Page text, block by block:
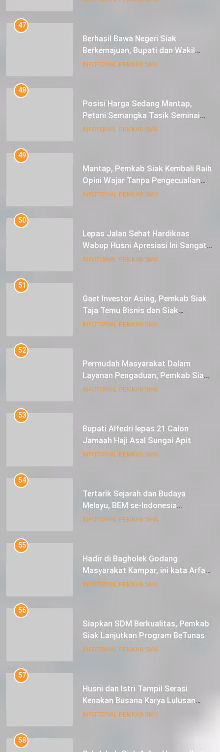
47
Berhasil Bawa Negeri Siak
Berkemajuan, Bupati dan Wakil
Bupati Siak Terima Gelar Adat
48
Posisi Harga Sedang Mantap,
Petani Semangka Tasik Seminai
49
Mantap, Pemkab Siak Kembali Raih
Opini Wajar Tanpa Pengecualian
ke-13 Dari BPK RI.
50
Lepas Jalan Sehat Hardiknas
Wabup Husni Apresiasi Ini Sangat
Luar Biasa
51
Gaet Investor Asing, Pemkab Siak
Taja Temu Bisnis dan Siak
Expoversary 2024
52
Permudah Masyarakat Dalam
Layanan Pengaduan, Pemkab Siak
Luncurkan Aplikasi SIP PUAN
53
Bupati Alfedri lepas 21 Calon
Jamaah Haji Asal Sungai Apit
54
Tertarik Sejarah dan Budaya
Melayu, BEM se-Indonesia
Berkunjung ke Kabupaten Siak
55
Hadir di Bagholek Godang
Masyarakat Kampar, ini kata Arfan
Usman
56
Siapkan SDM Berkualitas, Pemkab
Siak Lanjutkan Program BeTunas
57
Husni dan Istri Tampil Serasi
Kenakan Busana Karya Lulusan
SMK Pariwisata Siak, di Lancang
Kuning Carnival
58
Sekdakab Siak Arfan Usman Ikuti